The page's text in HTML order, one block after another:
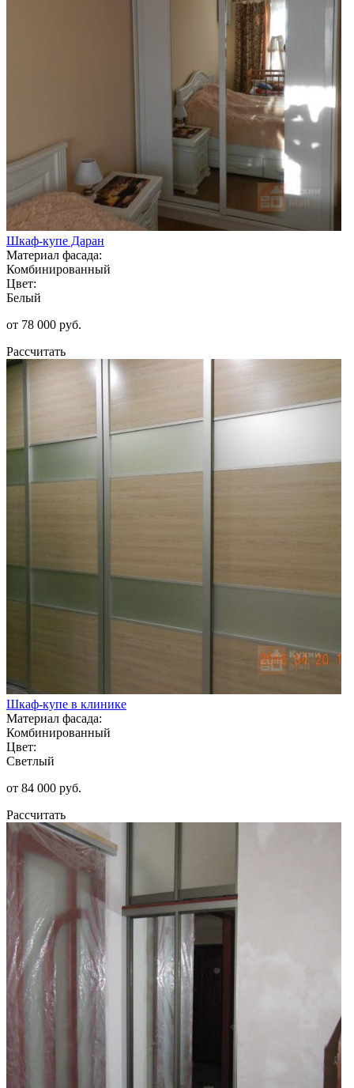
Шкаф-купе Даран
Материал фасада:
Комбинированный
Цвет:
Белый
от 78 000 руб.
Рассчитать
Шкаф-купе в клинике
Материал фасада:
Комбинированный
Цвет:
Светлый
от 84 000 руб.
Рассчитать